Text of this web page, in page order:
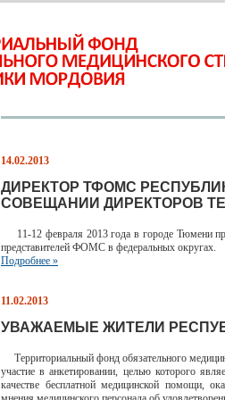
14.02.2013
ДИРЕКТОР ТФОМС
СОВЕЩАНИИ ДИРЕКТОРОВ
11-12 февраля 2013 года в городе Тюмени
представителей ФОМС в федеральных округах.
Подробнее »
11.02.2013
УВАЖАЕМЫЕ ЖИТЕЛИ
Территориальный фонд обязательного
участие в анкетировании, целью которого
качестве бесплатной медицинской помощи,